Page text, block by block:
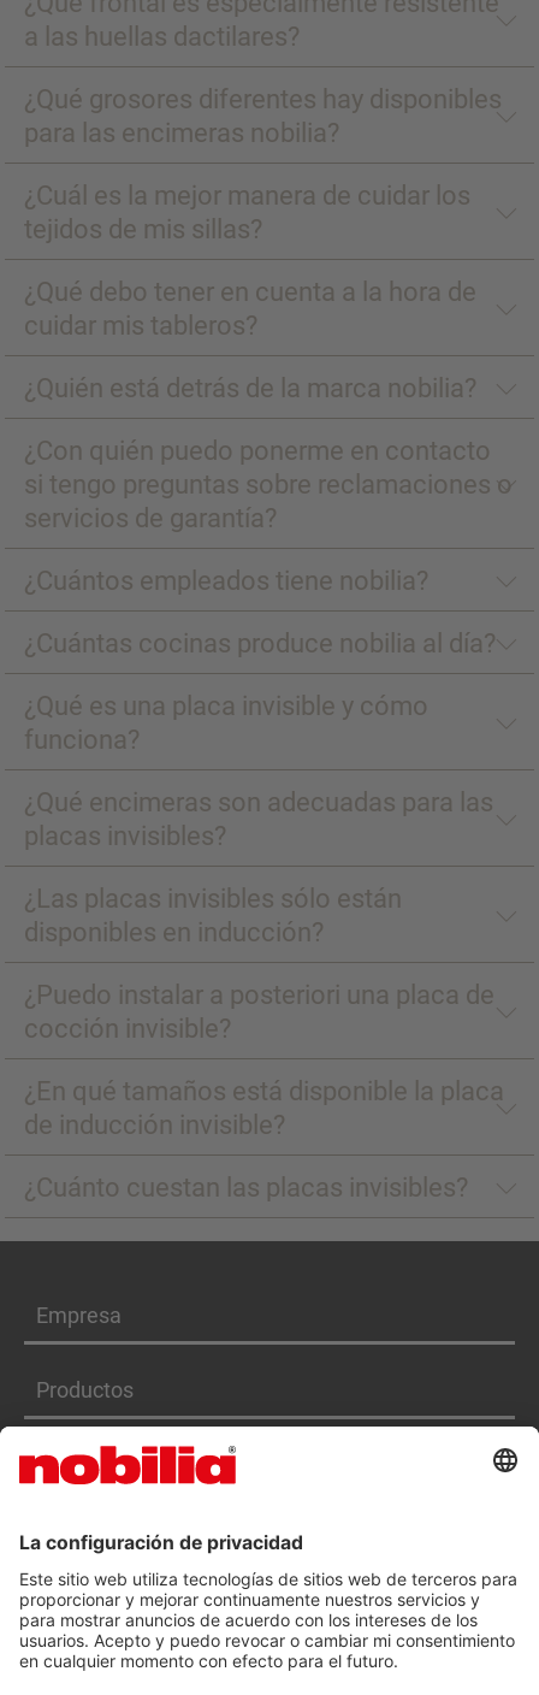
a las huellas dactilares?
¿Qué grosores diferentes hay disponibles
para las encimeras nobilia?
¿Cuál es la mejor manera de cuidar los
tejidos de mis sillas?
¿Qué debo tener en cuenta a la hora de
cuidar mis tableros?
¿Quién está detrás de la marca nobilia?
¿Con quién puedo ponerme en contacto
si tengo preguntas sobre reclamaciones o
servicios de garantía?
¿Cuántos empleados tiene nobilia?
¿Cuántas cocinas produce nobilia al día?
¿Qué es una placa invisible y cómo
funciona?
¿Qué encimeras son adecuadas para las
placas invisibles?
¿Las placas invisibles sólo están
disponibles en inducción?
¿Puedo instalar a posteriori una placa de
cocción invisible?
¿En qué tamaños está disponible la placa
de inducción invisible?
¿Cuánto cuestan las placas invisibles?
Empresa
Productos
Servicios
DECLARACIÓN DE ACCESIBILIDAD
CGC